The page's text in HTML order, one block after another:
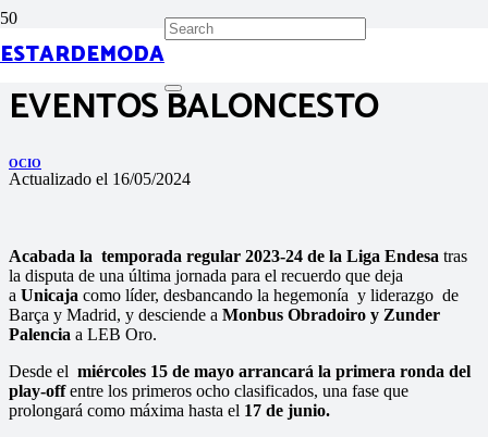
ESTARDEMODA
EVENTOS BALONCESTO
OCIO
Actualizado el 16/05/2024
Acabada la temporada regular 2023-24 de la Liga Endesa tras
la disputa de una última jornada para el recuerdo que deja
a Unicaja como líder, desbancando la hegemonía y liderazgo de
Barça y Madrid, y desciende a Monbus Obradoiro y Zunder
Palencia a LEB Oro.
Desde el miércoles 15 de mayo arrancará la primera ronda del
play-offentre los primeros ocho clasificados, una fase que
prolongará como máxima hasta el 17 de junio.